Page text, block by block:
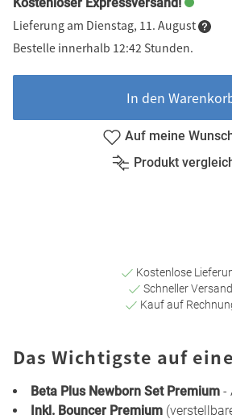
Lieferung am Dienstag, 11. August
Bestelle innerhalb 12:42 Stunden.
In den
Auf meine
Produkt
Kostenlose
Schneller Versand
Kauf auf
Das Wichtigste auf
Beta Plus Newborn Set Premium -
Inkl. Bouncer Premium